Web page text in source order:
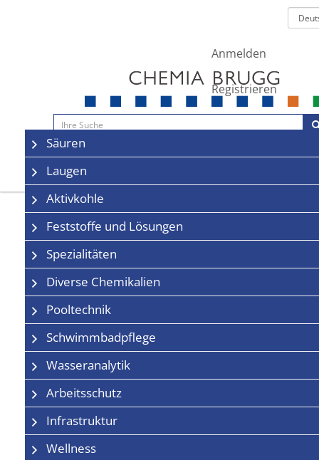
Anmelden
Registrieren
Navigation
Säuren
Laugen
Aktivkohle
Feststoffe und Lösungen
Spezialitäten
Diverse Chemikalien
Pooltechnik
Schwimmbadpflege
Wasseranalytik
Arbeitsschutz
Infrastruktur
Wellness